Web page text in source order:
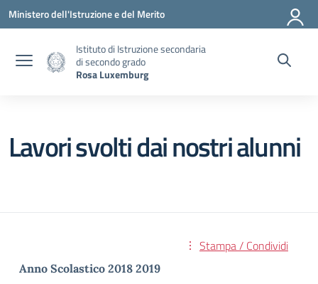
Vai ai contenuti
Vai al menu di navigazione
Vai al footer
Ministero dell'Istruzione e del Merito
Istituto di Istruzione secondaria
di secondo grado
Rosa Luxemburg
Lavori svolti dai nostri alunni
Stampa / Condividi
Anno Scolastico 2018 2019